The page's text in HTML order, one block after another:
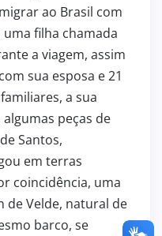
ao Brasil com
filha chamada
a viagem, assim
sua esposa e 21
a sua
peças de
Santos,
em terras
coincidência, uma
de Velde, natural de
barco, se